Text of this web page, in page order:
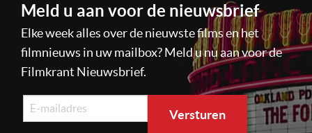
Meld u aan voor de nieuwsbrief
Elke week alles over de nieuwste films en het
filmnieuws in uw mailbox? Meld u nu aan voor de
Filmkrant Nieuwsbrief.